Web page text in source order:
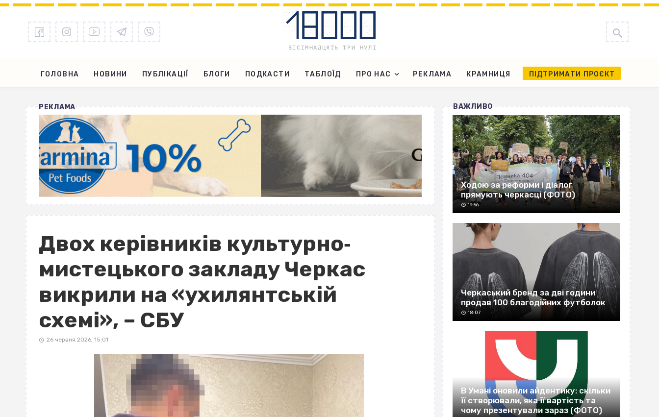
ГОЛОВНА НОВИНИ ПУБЛІКАЦІЇ БЛОГИ ПОДКАСТИ ТАБЛОЇД ПРО НАС РЕКЛАМА КРАМНИЦЯ ПІДТРИМАТИ ПРОЄКТ
РЕКЛАМА
Двох керівників культурно‐
мистецького закладу Черкас
викрили на «ухилянтській
схемі», – СБУ
26 червня 2026, 15:01
ВАЖЛИВО
Ходою за реформи і діалог
прямують черкасці (ФОТО)
19:56
Черкаський бренд за дві години
продав 100 благодійних футболок
18:07
В Умані оновили айдентику: скільки
її створювали, яка її вартість та
чому презентували зараз (ФОТО)